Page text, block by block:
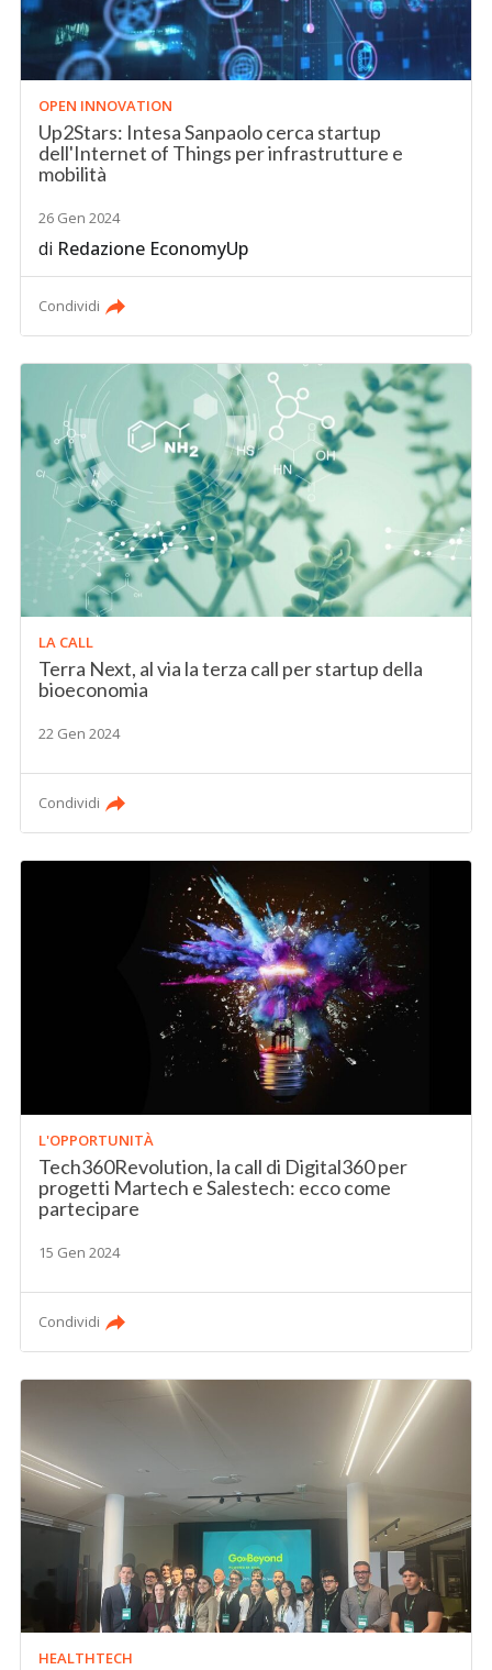
OPEN INNOVATION
Up2Stars: Intesa Sanpaolo cerca startup
dell'Internet of Things per infrastrutture e
mobilità
26 Gen 2024
di Redazione EconomyUp
Condividi
LA CALL
Terra Next, al via la terza call per startup della
bioeconomia
22 Gen 2024
Condividi
L'OPPORTUNITÀ
Tech360Revolution, la call di Digital360 per
progetti Martech e Salestech: ecco come
partecipare
15 Gen 2024
Condividi
HEALTHTECH